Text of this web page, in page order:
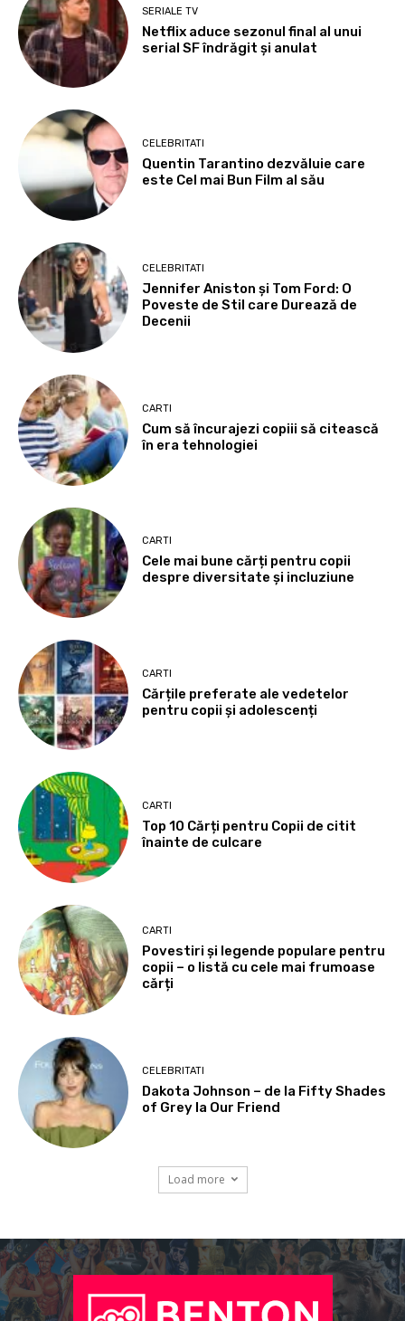
SERIALE TV
Netflix aduce sezonul final al unui
serial SF îndrăgit și anulat
CELEBRITATI
Quentin Tarantino dezvăluie care
este Cel mai Bun Film al său
CELEBRITATI
Jennifer Aniston și Tom Ford: O
Poveste de Stil care Durează de
Decenii
CARTI
Cum să încurajezi copiii să citească
în era tehnologiei
CARTI
Cele mai bune cărți pentru copii
despre diversitate și incluziune
CARTI
Cărțile preferate ale vedetelor
pentru copii și adolescenți
CARTI
Top 10 Cărți pentru Copii de citit
înainte de culcare
CARTI
Povestiri și legende populare pentru
copii – o listă cu cele mai frumoase
cărți
CELEBRITATI
Dakota Johnson – de la Fifty Shades
of Grey la Our Friend
Load more